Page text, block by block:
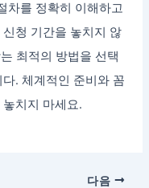
차를 정확히 이해하고
청 기간을 놓치지 않
최적의 방법을 선택
. 체계적인 준비와 꼼
치지 마세요.
다음